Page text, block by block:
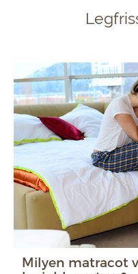
Milyen matracot